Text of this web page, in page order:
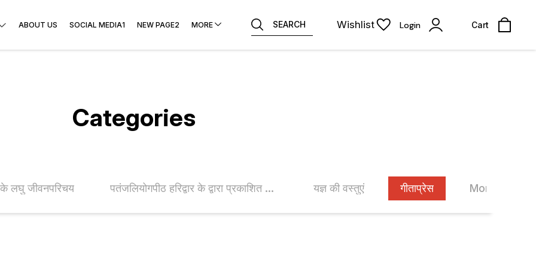
ABOUT US SOCIAL MEDIA1 NEW PAGE2 MORE SEARCH Wishlist Login Cart
Categories
के लघु जीवनपरिचय पतंजलियोगपीठ हरिद्वार के द्वारा प्रकाशित पुस्तकें यज्ञ की वस्तुएं गीताप्रेस More Items